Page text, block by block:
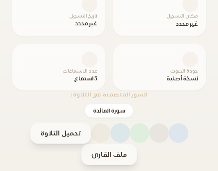
مكان التسجيل
غير محدد
تاريخ التسجيل
غير محدد
جودة الصوت
نسخة أصلية
عدد الاستماعات
5 استماع
السور المتضمنة في التلاوة:
سورة المائدة
تحميل التلاوة
ملف القارئ